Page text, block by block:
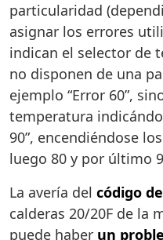
particularidad
asignar los errores
indican el selector de
no disponen de una
ejemplo “Error 60”,
temperatura
90”, encendiéndose
luego 80 y por último
La avería del código
calderas 20/20F de la
puede haber un